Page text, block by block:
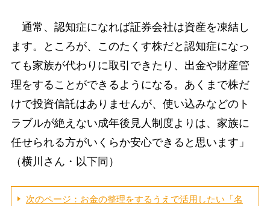
通常、認知症になれば証券会社は資産を凍結し
ます。ところが、このたくす株だと認知症になっ
ても家族が代わりに取引できたり、出金や財産管
理をすることができるようになる。あくまで株だ
けで投資信託はありませんが、使い込みなどのト
ラブルが絶えない成年後見人制度よりは、家族に
任せられる方がいくらか安心できると思います」
（横川さん・以下同）
次のページ：お金の整理をするうえで活用したい「名